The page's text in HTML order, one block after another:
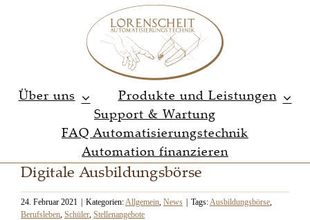
Über uns
Produkte und Leistungen
Support & Wartung
FAQ Automatisierungstechnik
Automation finanzieren
Digitale Ausbildungsbörse
24. Februar 2021 Kategorien:Allgemein, News Tags:Ausbildungsbörse,
Berufsleben, Schüler, Stellenangebote